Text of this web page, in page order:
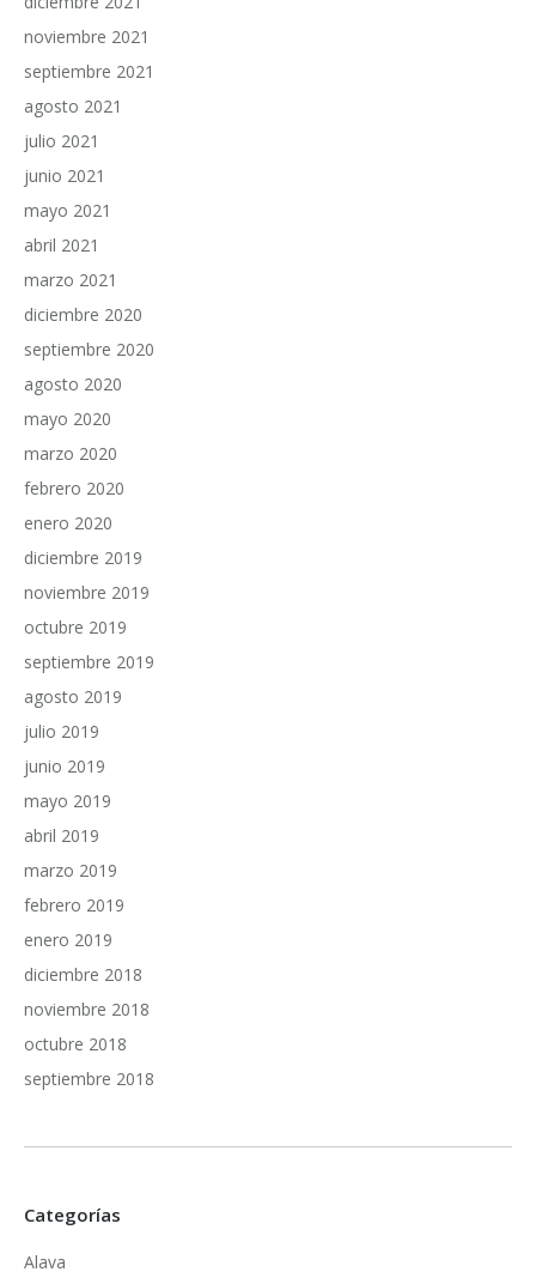
noviembre 2021
septiembre 2021
agosto 2021
julio 2021
junio 2021
mayo 2021
abril 2021
marzo 2021
diciembre 2020
septiembre 2020
agosto 2020
mayo 2020
marzo 2020
febrero 2020
enero 2020
diciembre 2019
noviembre 2019
octubre 2019
septiembre 2019
agosto 2019
julio 2019
junio 2019
mayo 2019
abril 2019
marzo 2019
febrero 2019
enero 2019
diciembre 2018
noviembre 2018
octubre 2018
septiembre 2018
Categorías
Alava